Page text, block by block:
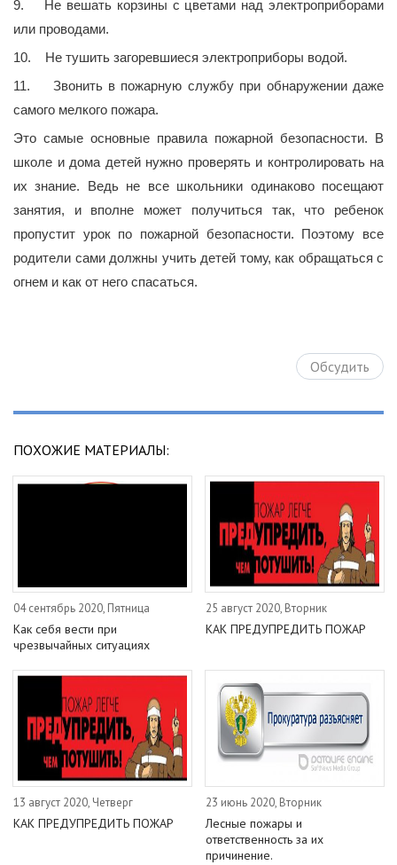
9. Не вешать корзины с цветами над электроприборами
или проводами.
10. Не тушить загоревшиеся электроприборы водой.
11. Звонить в пожарную службу при обнаружении даже
самого мелкого пожара.
Это самые основные правила пожарной безопасности. В
школе и дома детей нужно проверять и контролировать на
их знание. Ведь не все школьники одинаково посещают
занятия, и вполне может получиться так, что ребенок
пропустит урок по пожарной безопасности. Поэтому все
родители сами должны учить детей тому, как обращаться с
огнем и как от него спасаться.
Обсудить
ПОХОЖИЕ МАТЕРИАЛЫ:
04 сентябрь 2020, Пятница
Как себя вести при
чрезвычайных ситуациях
25 август 2020, Вторник
КАК ПРЕДУПРЕДИТЬ ПОЖАР
13 август 2020, Четверг
КАК ПРЕДУПРЕДИТЬ ПОЖАР
23 июнь 2020, Вторник
Лесные пожары и
ответственность за их
причинение.